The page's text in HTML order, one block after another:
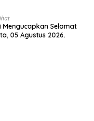
Mengucapkan Selamat
05 Agustus 2026.